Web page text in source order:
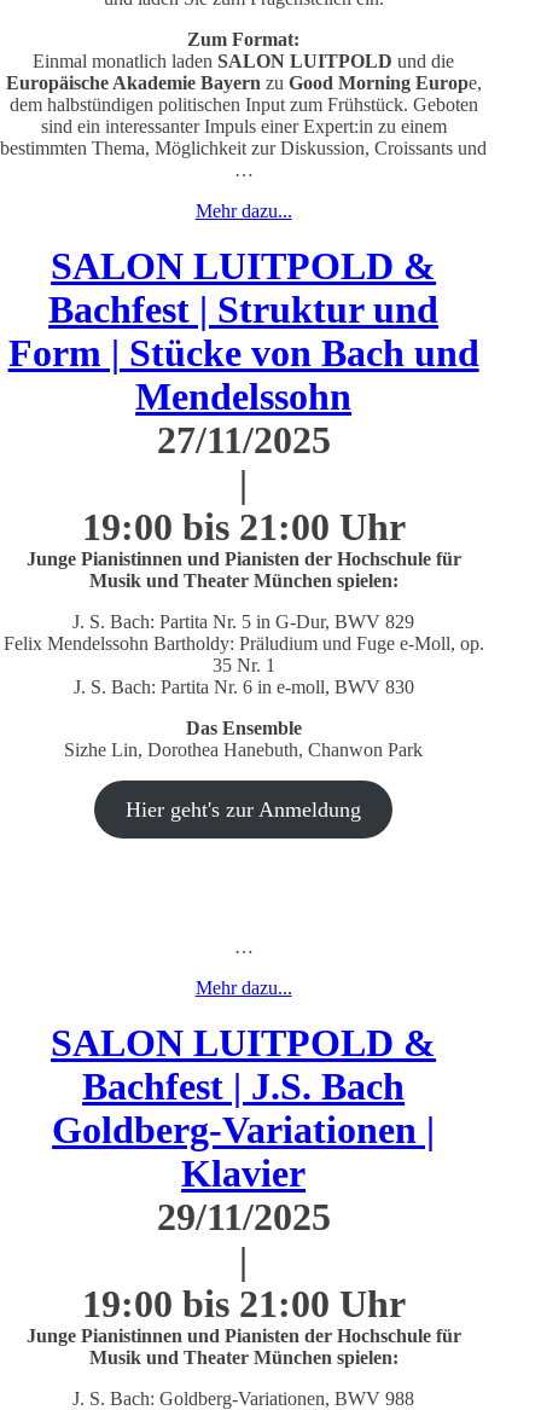
Zum Format:
Einmal monatlich ladenSALON LUITPOLD und die
Europäische Akademie Bayern zu Good Morning Europe,
dem halbstündigen politischen Input zum Frühstück. Geboten
sind ein interessanter Impuls einer Expert:in zu einem
bestimmten Thema, Möglichkeit zur Diskussion, Croissants und
…
Mehr dazu...
SALON LUITPOLD &
Bachfest | Struktur und
Form | Stücke von Bach und
Mendelssohn
27/11/2025
|
19:00 bis 21:00 Uhr
Junge Pianistinnen und Pianisten der Hochschule für
Musik und Theater München spielen:
J. S. Bach: Partita Nr. 5 in G-Dur, BWV 829
Felix Mendelssohn Bartholdy: Präludium und Fuge e-Moll, op.
35 Nr. 1
J. S. Bach: Partita Nr. 6 in e-moll, BWV 830
Das Ensemble
Sizhe Lin, Dorothea Hanebuth, Chanwon Park
Hier geht's zur Anmeldung
…
Mehr dazu...
SALON LUITPOLD &
Bachfest | J.S. Bach
Goldberg-Variationen |
Klavier
29/11/2025
|
19:00 bis 21:00 Uhr
Junge Pianistinnen und Pianisten der Hochschule für
Musik und Theater München spielen:
J. S. Bach: Goldberg-Variationen, BWV 988